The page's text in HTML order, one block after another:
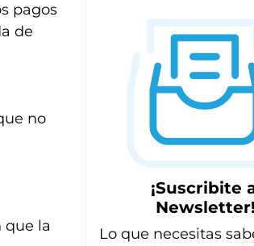
pagos
de
no
que la
¡Suscribite
Newsletter!
Lo que necesitas